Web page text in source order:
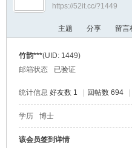
›
https://52it.cc/?1449
主题 分享 留言
竹韵***(UID: 1449)
邮箱状态
已验证
统计信息 好友数 1 回帖数 694
学历 博士
该会员签到详情